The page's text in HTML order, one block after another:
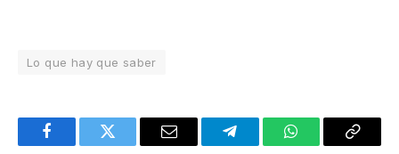
Lo que hay que saber
FacebookTwitter Email TelegramWhatsAppCopy